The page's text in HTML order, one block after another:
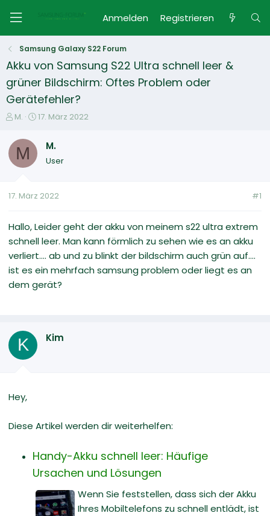
Anmelden Registrieren
Samsung Galaxy S22 Forum
Akku von Samsung S22 Ultra schnell leer &
grüner Bildschirm: Oftes Problem oder
Gerätefehler?
E
s
e
e
M.
E
m
17. März 2022
M M.
User
17. März 2022 #1
Hallo, Leider geht der akku von meinem s22 ultra extrem
schnell leer. Man kann förmlich zu sehen wie es an akku
verliert.... ab und zu blinkt der bildschirm auch grün auf....
ist es ein mehrfach samsung problem oder liegt es an
dem gerät?
K Kim
Hey,
Diese Artikel werden dir weiterhelfen:
Handy-Akku schnell leer: Häufige
Ursachen und Lösungen
Wenn Sie feststellen, dass sich der Akku
Ihres Mobiltelefons zu schnell entlädt, ist